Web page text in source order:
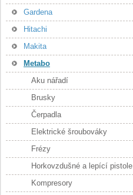
Gardena
Hitachi
Makita
Metabo
Aku nářadí
Brusky
Čerpadla
Elektrické šroubováky
Frézy
Horkovzdušné a lepící pistole
Kompresory